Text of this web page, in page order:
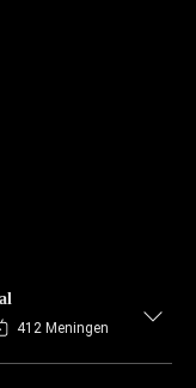
412 Meningen